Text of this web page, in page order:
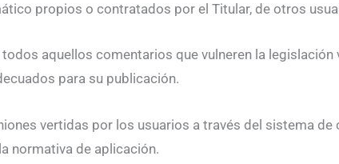
propios o contratados por el Titular, de otros
aquellos comentarios que vulneren la
para su publicación.
vertidas por los usuarios a través del sistema
normativa de aplicación.